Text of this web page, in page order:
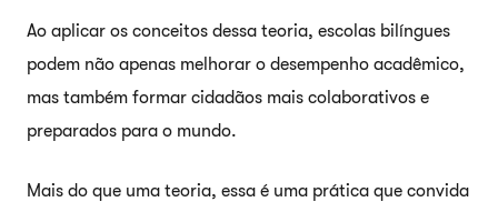
Ao aplicar os conceitos dessa teoria, escolas bilíngues
podem não apenas melhorar o desempenho acadêmico,
mas também formar cidadãos mais colaborativos e
preparados para o mundo.
Mais do que uma teoria, essa é uma prática que convida